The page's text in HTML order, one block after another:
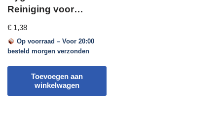
Reiniging voor
Noodsituaties en
€ 1,38
Op voorraad – Voor 20:00
besteld morgen verzonden
Toevoegen aan
winkelwagen